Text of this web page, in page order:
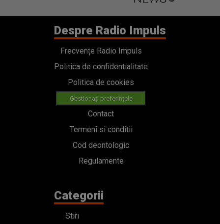
Despre Radio Impuls
Frecvențe Radio Impuls
Politica de confidentialitate
Politica de cookies
Gestionați preferințele
Contact
Termeni si conditii
Cod deontologic
Regulamente
Categorii
Stiri